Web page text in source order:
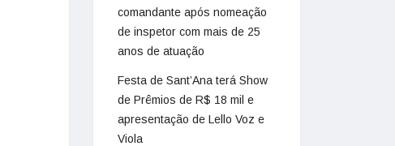
comandante após nomeação
de inspetor com mais de 25
anos de atuação
Festa de Sant’Ana terá Show
de Prêmios de R$ 18 mil e
apresentação de Lello Voz e
Viola